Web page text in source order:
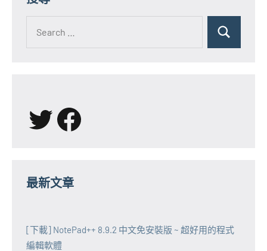
for:
Search
X Facebook
最新文章
[下載] NotePad++ 8.9.2 中文免安裝版 ~ 超好用的程式
編輯軟體